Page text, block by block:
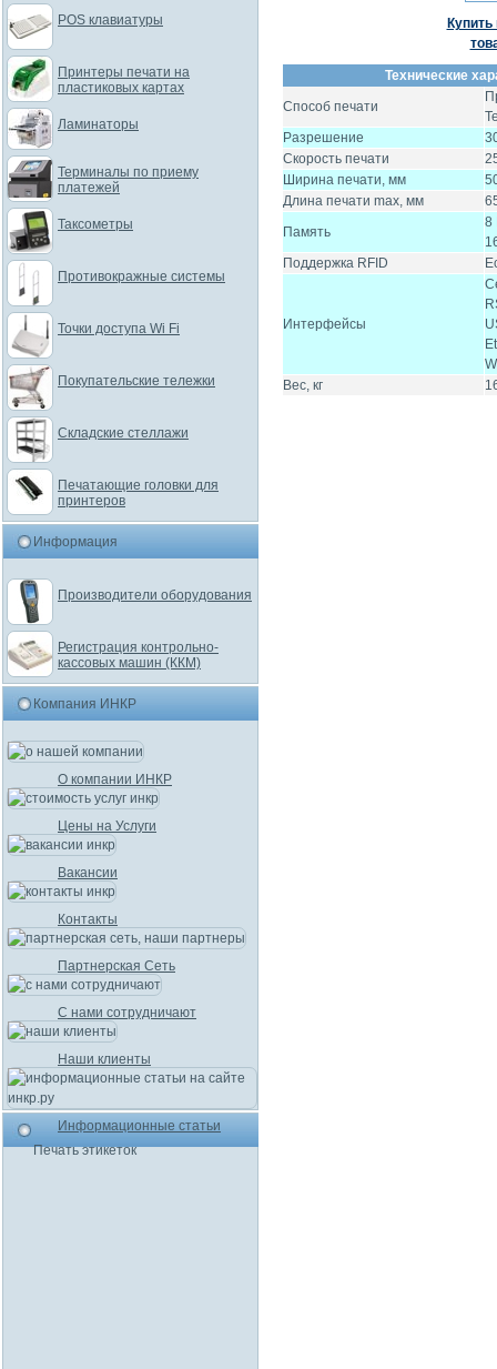
Технические
Способ печати
Разрешение
Скорость печати
Ширина печати, мм
Длина печати max, мм
Память
8
Поддержка RFID
Интерфейсы
Вес, кг
POS клавиатуры
Принтеры печати на
пластиковых картах
Ламинаторы
Терминалы по приему
платежей
Таксометры
Противокражные системы
Точки доступа Wi Fi
Покупательские тележки
Складские стеллажи
Печатающие головки для
принтеров
Информация
Производители оборудования
Регистрация контрольно-
кассовых машин (ККМ)
Компания ИНКР
О компании ИНКР
Цены на Услуги
Вакансии
Контакты
Партнерская Сеть
С нами сотрудничают
Наши клиенты
Информационные статьи
Печать этикеток